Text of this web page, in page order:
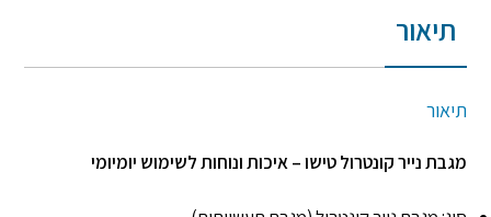
תיאור
תיאור
מגבת נייר קונטרול טישו – איכות ונוחות לשימוש יומיומי